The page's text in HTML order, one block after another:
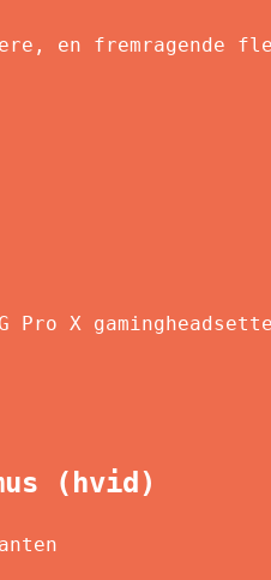
en fremragende
Pro X
(hvid)